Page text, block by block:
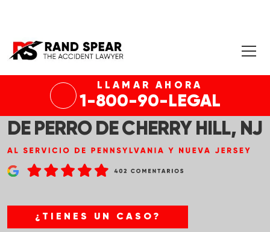
LLAMAR AHORA
1-800-90-LEGAL
ABOGADO DE MORDEDURA
DE PERRO DE CHERRY HILL, NJ
¿TIENES UN CASO?